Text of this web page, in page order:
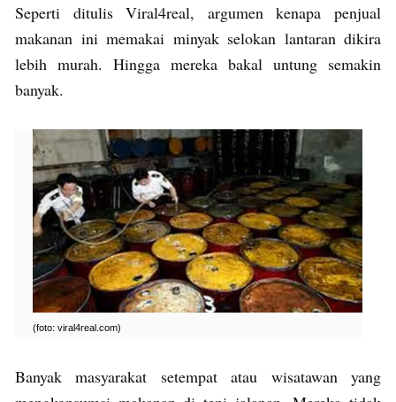
Seperti ditulis Viral4real, argumen kenapa penjual
makanan ini memakai minyak selokan lantaran dikira
lebih murah. Hingga mereka bakal untung semakin
banyak.
(foto: viral4real.com)
Banyak masyarakat setempat atau wisatawan yang